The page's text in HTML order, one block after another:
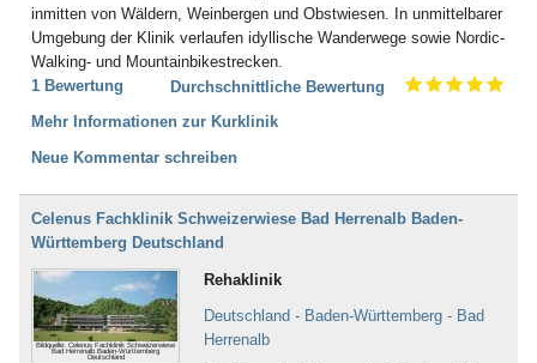
inmitten von Wäldern, Weinbergen und Obstwiesen. In unmittelbarer
Umgebung der Klinik verlaufen idyllische Wanderwege sowie Nordic-
Walking- und Mountainbikestrecken.
1 Bewertung
Durchschnittliche Bewertung
Mehr Informationen zur Kurklinik
Neue Kommentar schreiben
Celenus Fachklinik Schweizerwiese Bad Herrenalb Baden-
Württemberg Deutschland
Bildquelle: Celenus Fachklinik Schweizerwiese
Bad Herrenalb Baden-Württemberg
Deutschland
Rehaklinik
Deutschland - Baden-Württemberg - Bad
Herrenalb